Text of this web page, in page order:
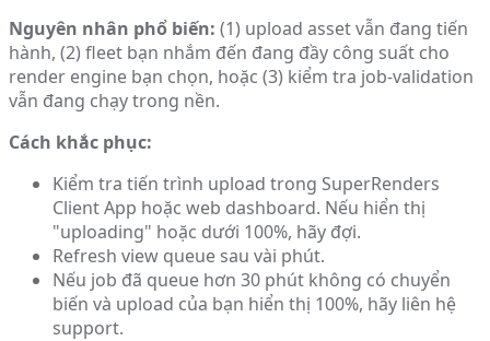
Nguyên nhân phổ biến: (1) upload asset vẫn đang tiến
hành, (2) fleet bạn nhắm đến đang đầy công suất cho
render engine bạn chọn, hoặc (3) kiểm tra job-validation
vẫn đang chạy trong nền.
Cách khắc phục:
Kiểm tra tiến trình upload trong SuperRenders
Client App hoặc web dashboard. Nếu hiển thị
"uploading" hoặc dưới 100%, hãy đợi.
Refresh view queue sau vài phút.
Nếu job đã queue hơn 30 phút không có chuyển
biến và upload của bạn hiển thị 100%, hãy liên hệ
support.